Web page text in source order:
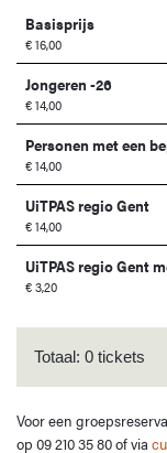
Basisprijs
€ 16,00
Jongeren -26
€ 14,00
Personen met een
€ 14,00
UiTPAS regio Gent
€ 14,00
UiTPAS regio Gent
€ 3,20
Totaal: 0 tickets
Voor een
op 09 210 35 80 of via